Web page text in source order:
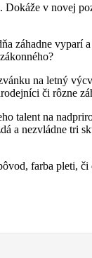
Dokáže v novej
záhadne vyparí
na letný
či rôzne
talent na
a nezvládne tri
farba pleti,